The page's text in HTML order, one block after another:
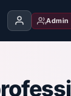
Admin